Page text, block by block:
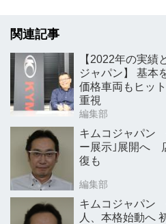
関連記事
【2022年の実績
ジャパン】 基
価格車両もヒッ
重視
編集部
キムコジャパン
ー展示｣展開へ
復も
編集部
キムコジャパン
人、本格始動へ